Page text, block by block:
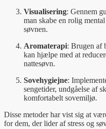
Visualisering: Gennem
man skabe en rolig
søvnen.
Aromaterapi: Brugen af
kan hjælpe med at
nattesøvn.
Sovehygiejne:
sengetider, undgåelse af
komfortabelt sovemiljø.
Disse metoder har vist sig at
for dem, der lider af stress og